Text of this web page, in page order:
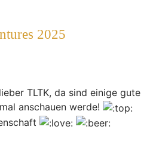
2025
TLTK, da sind einige gute
anschauen werde!